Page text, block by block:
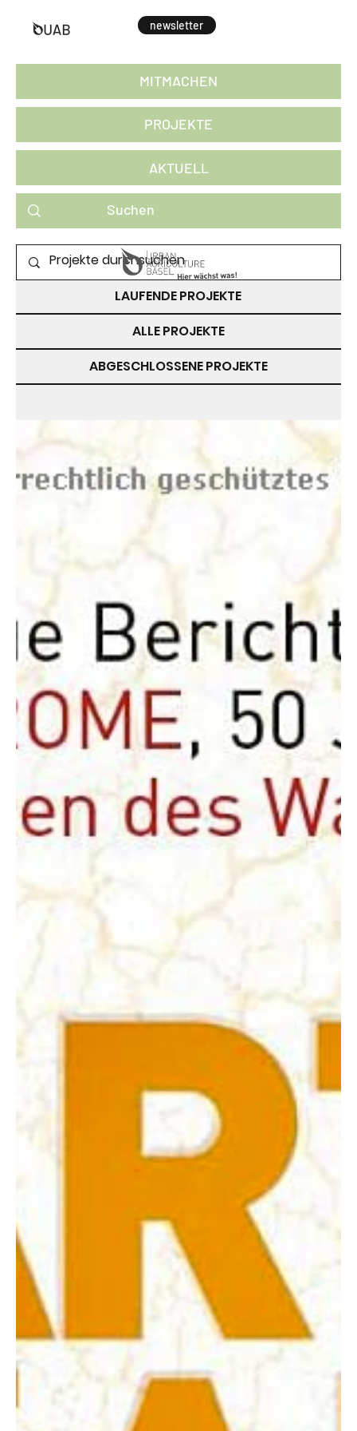
newsletter
PROJEKTE ZUM MITMACHEN
LAUFENDE PROJEKTE
ALLE PROJEKTE
ABGESCHLOSSENE PROJEKTE
AKTUELL
PROJEKTE
MITMACHEN